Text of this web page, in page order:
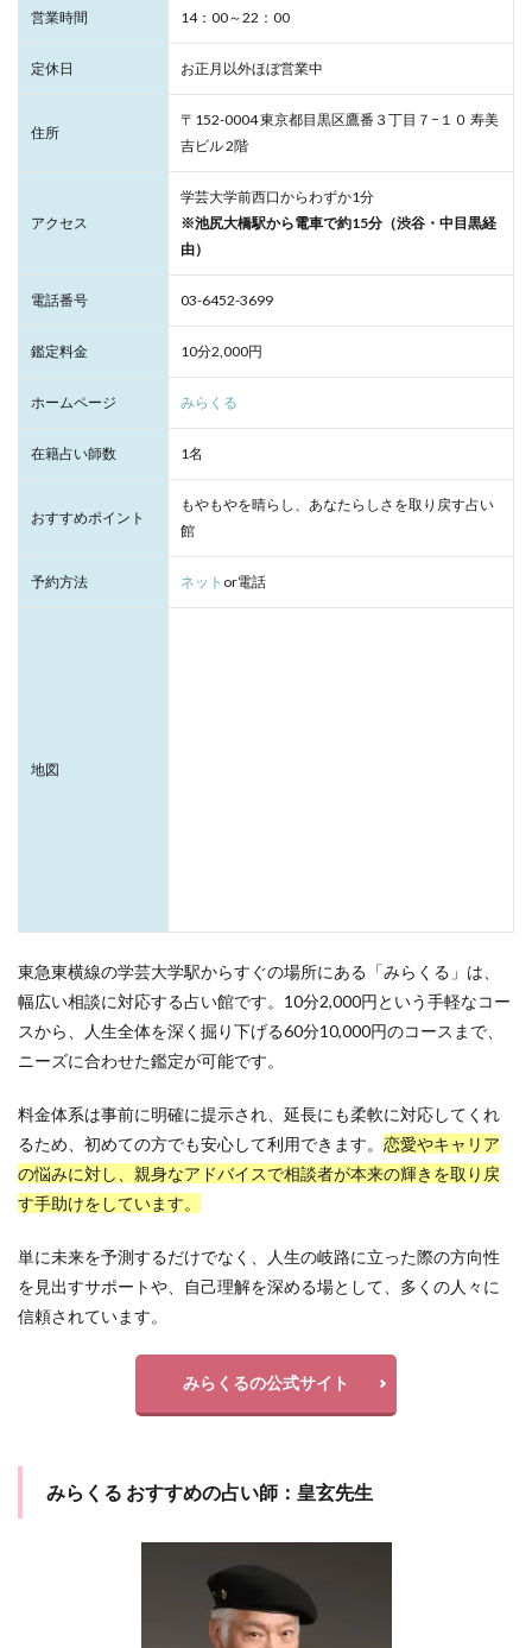
営業時間 14：00～22：00
定休日 お正月以外ほぼ営業中
住所
〒152-0004 東京都目黒区鷹番３丁目７−１０ 寿美
吉ビル 2階
アクセス
学芸大学前西口からわずか1分
※池尻大橋駅から電車で約15分（渋谷・中目黒経
由）
電話番号 03-6452-3699
鑑定料金 10分2,000円
ホームページ みらくる
在籍占い師数 1名
おすすめポイント
もやもやを晴らし、あなたらしさを取り戻す占い
館
予約方法 ネット or電話
地図
東急東横線の学芸大学駅からすぐの場所にある「みらくる」は、
幅広い相談に対応する占い館です。10分2,000円という手軽なコー
スから、人生全体を深く掘り下げる60分10,000円のコースまで、
ニーズに合わせた鑑定が可能です。
料金体系は事前に明確に提示され、延長にも柔軟に対応してくれ
るため、初めての方でも安心して利用できます。 恋愛やキャリア
の悩みに対し、親身なアドバイスで相談者が本来の輝きを取り戻
す手助けをしています。
単に未来を予測するだけでなく、人生の岐路に立った際の方向性
を見出すサポートや、自己理解を深める場として、多くの人々に
信頼されています。
みらくるの公式サイト
みらくる おすすめの占い師：皇玄先生